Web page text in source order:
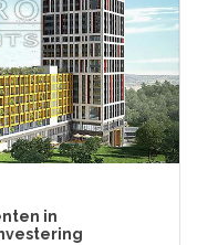
in